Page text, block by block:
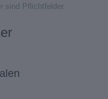
sind Pflichtfelder.